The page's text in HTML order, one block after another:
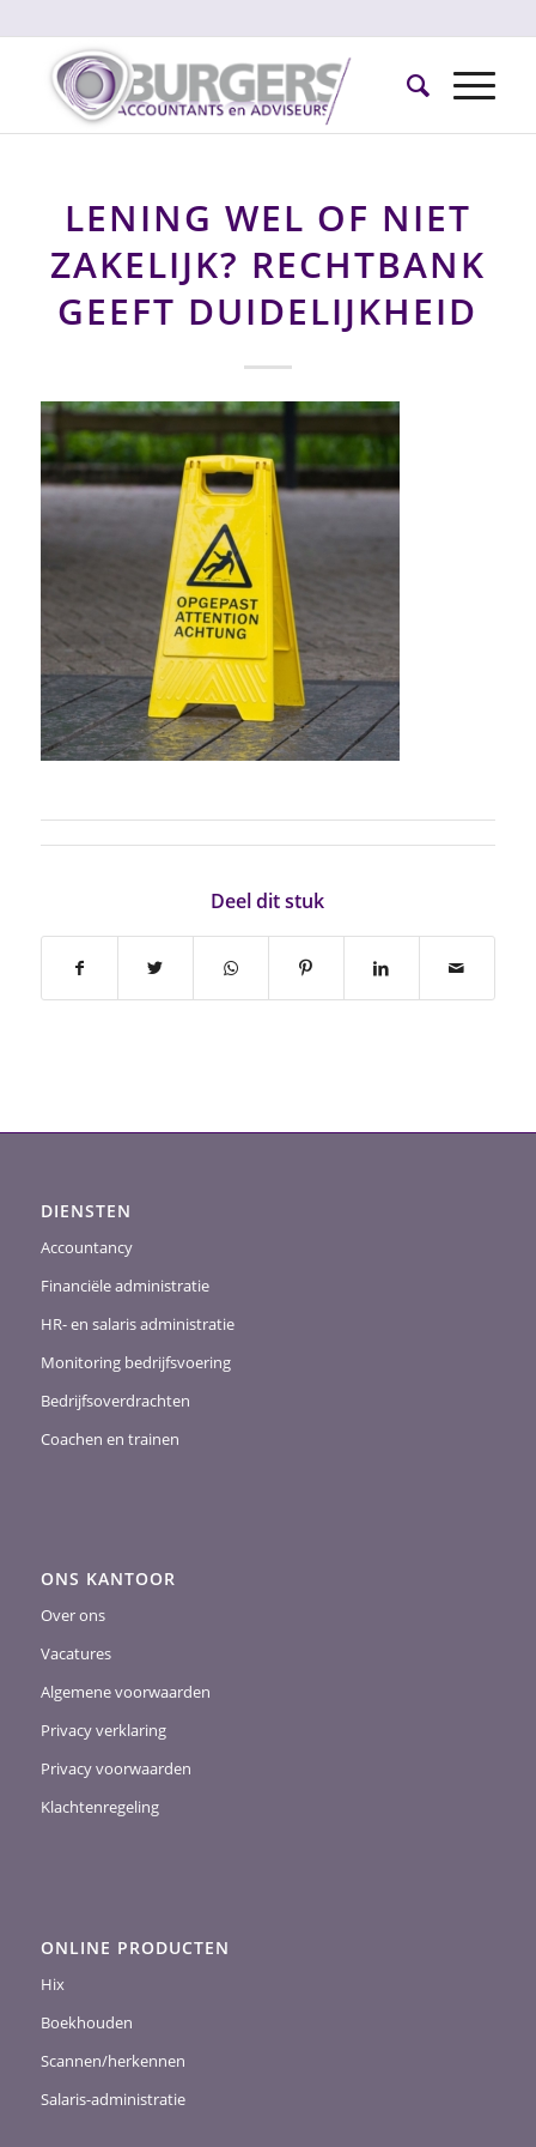
LENING WEL OF NIET
ZAKELIJK? RECHTBANK
GEEFT DUIDELIJKHEID
Deel dit stuk
DIENSTEN
Accountancy
Financiële administratie
HR- en salaris administratie
Monitoring bedrijfsvoering
Bedrijfsoverdrachten
Coachen en trainen
ONS KANTOOR
Over ons
Vacatures
Algemene voorwaarden
Privacy verklaring
Privacy voorwaarden
Klachtenregeling
ONLINE PRODUCTEN
Hix
Boekhouden
Scannen/herkennen
Salaris-administratie